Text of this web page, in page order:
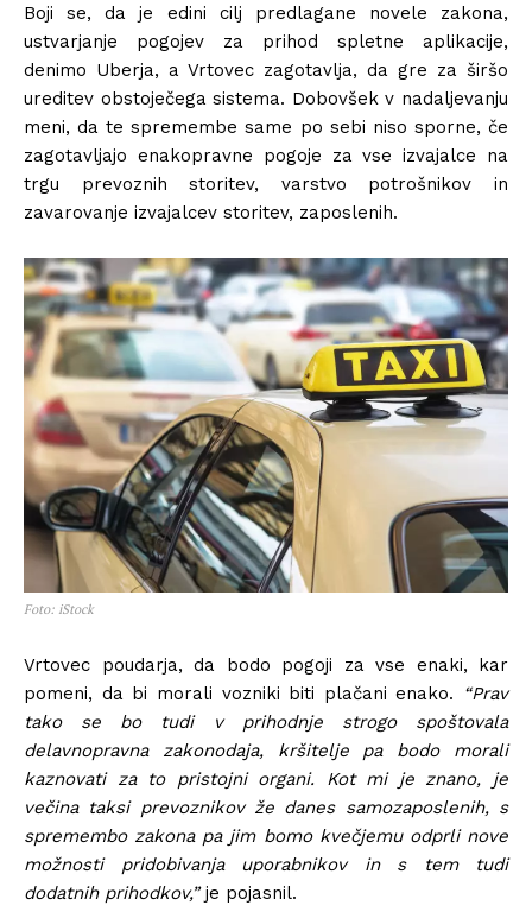
Boji se, da je edini cilj predlagane novele zakona,
ustvarjanje pogojev za prihod spletne aplikacije,
denimo Uberja, a Vrtovec zagotavlja, da gre za širšo
ureditev obstoječega sistema. Dobovšek v nadaljevanju
meni, da te spremembe same po sebi niso sporne, če
zagotavljajo enakopravne pogoje za vse izvajalce na
trgu prevoznih storitev, varstvo potrošnikov in
zavarovanje izvajalcev storitev, zaposlenih.
Foto: iStock
Vrtovec poudarja, da bodo pogoji za vse enaki, kar
pomeni, da bi morali vozniki biti plačani enako.
“Prav
tako se bo tudi v prihodnje strogo spoštovala
delavnopravna zakonodaja, kršitelje pa bodo morali
kaznovati za to pristojni organi. Kot mi je znano, je
večina taksi prevoznikov že danes samozaposlenih, s
spremembo zakona pa jim bomo kvečjemu odprli nove
možnosti pridobivanja uporabnikov in s tem tudi
dodatnih prihodkov,”je pojasnil.